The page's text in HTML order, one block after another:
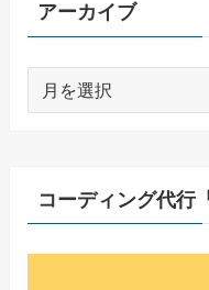
アーカイブ
ブコーディング代行